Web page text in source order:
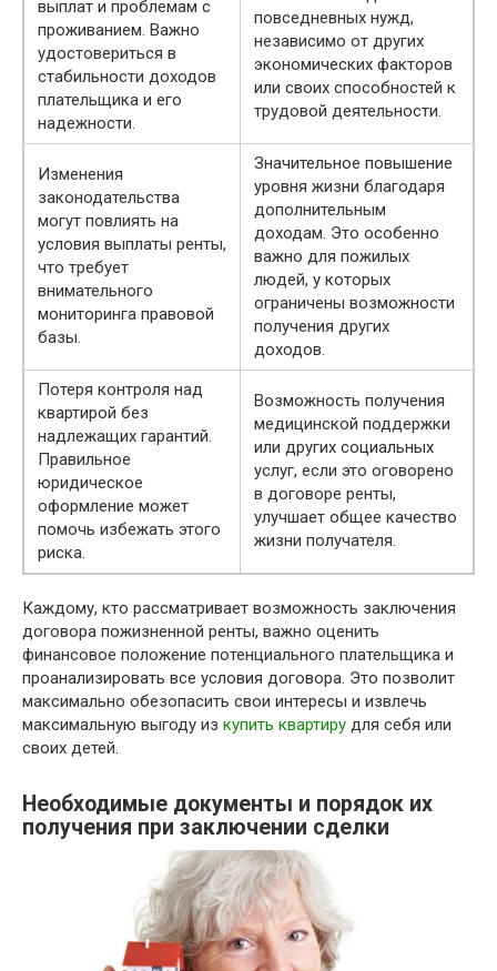
выплат и проблемам с
проживанием. Важно
удостовериться в
стабильности доходов
плательщика и его
надежности.
повседневных нужд,
независимо от других
экономических факторов
или своих способностей к
трудовой деятельности.
Изменения
законодательства
могут повлиять на
условия выплаты ренты,
что требует
внимательного
мониторинга правовой
базы.
Значительное повышение
уровня жизни благодаря
дополнительным
доходам. Это особенно
важно для пожилых
людей, у которых
ограничены возможности
получения других
доходов.
Потеря контроля над
квартирой без
надлежащих гарантий.
Правильное
юридическое
оформление может
помочь избежать этого
риска.
Возможность получения
медицинской поддержки
или других социальных
услуг, если это оговорено
в договоре ренты,
улучшает общее качество
жизни получателя.
Каждому, кто рассматривает возможность заключения
договора пожизненной ренты, важно оценить
финансовое положение потенциального плательщика и
проанализировать все условия договора. Это позволит
максимально обезопасить свои интересы и извлечь
максимальную выгоду из купить квартиру для себя или
своих детей.
Необходимые документы и порядок их
получения при заключении сделки